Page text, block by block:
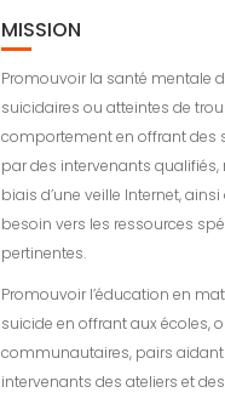
MISSION
Promouvoir la santé mentale
suicidaires ou atteintes de
comportement en offrant des
par des intervenants
biais d’une veille Internet,
besoin vers les ressources
pertinentes.
Promouvoir l’éducation en
suicide en offrant aux écoles,
communautaires, pairs
intervenants des ateliers et